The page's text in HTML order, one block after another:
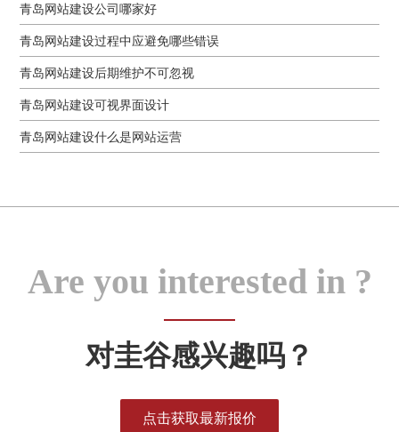
青岛网站建设公司哪家好
青岛网站建设过程中应避免哪些错误
青岛网站建设后期维护不可忽视
青岛网站建设可视界面设计
青岛网站建设什么是网站运营
Are you interested in ?
对圭谷感兴趣吗？
点击获取最新报价